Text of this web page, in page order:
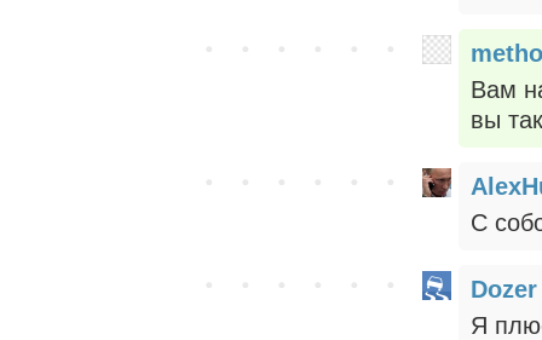
Вам
вы
C
Dozer
Я